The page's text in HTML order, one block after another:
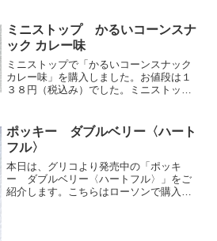
だクッキーですね１９個入っていまし
た。直径約３ｃｍの小さくて...
ミニストップ かるいコーンスナ
ック カレー味
ミニストップで「かるいコーンスナック
カレー味」を購入しました。お値段は１
３８円（税込み）でした。ミニストップ
し、製造元は明治ではなく、ニッポー株
式会社でした。つまり、...
ポッキー ダブルベリー〈ハート
フル〉
本日は、グリコより発売中の「ポッキ
ー ダブルベリー〈ハートフル〉」をご
紹介します。こちらはローソンで購入、